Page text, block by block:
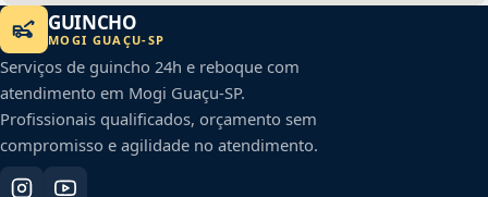
GUINCHO
MOGI GUAÇU-SP
Serviços de guincho 24h e reboque com
atendimento em Mogi Guaçu-SP.
Profissionais qualificados, orçamento sem
compromisso e agilidade no atendimento.